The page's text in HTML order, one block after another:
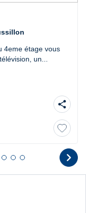
4eme étage vous
un...
share
chevron_right
12
sur 12
7 sur 12
8 sur 12
9 sur 12
Diapositive 10 sur 12
Diapositive 11 sur 12
Diapositive 12 sur